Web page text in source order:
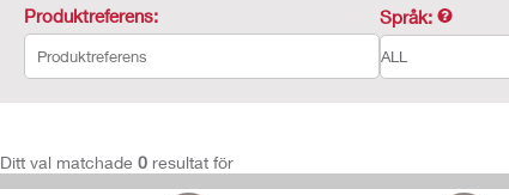
Produktreferens: Språk:
Ditt val matchade 0 resultat för